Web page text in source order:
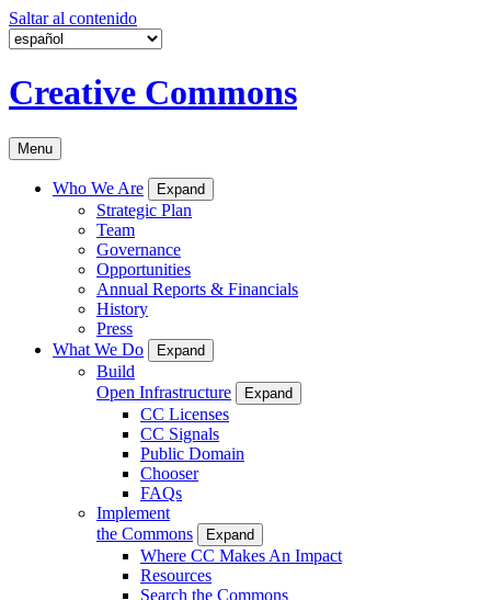
Saltar al contenido
Creative Commons
Menu
Who We Are Expand
Strategic Plan
Team
Governance
Opportunities
Annual Reports & Financials
History
Press
What We Do
Expand
Build
Open Infrastructure
Expand
CC Licenses
CC Signals
Public Domain
Chooser
FAQs
Implement
the Commons
Expand
Where CC Makes An Impact
Resources
Search the Commons